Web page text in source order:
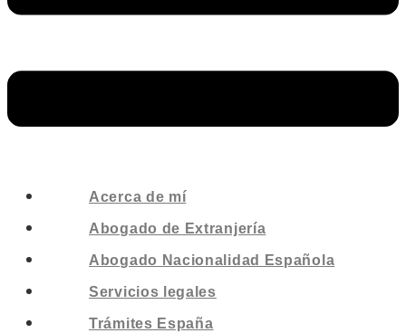
Acerca de mí
Abogado de Extranjería
Abogado Nacionalidad Española
Servicios legales
Trámites España